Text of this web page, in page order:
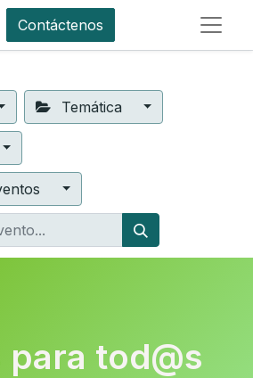
Contáctenos
Temática
para tod@s